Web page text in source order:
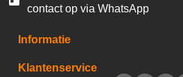
contact op via WhatsApp
Informatie
Klantenservice